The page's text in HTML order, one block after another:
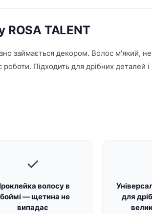
ROSA TALENT
займається декором. Волос м'який,
Підходить для дрібних деталей
✓
волосу в
— щетина не
випадає
для